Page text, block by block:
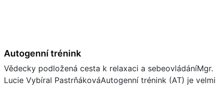
Autogenní trénink
Vědecky podložená cesta k relaxaci a sebeovládáníMgr.
Lucie Vybíral PastrňákováAutogenní trénink (AT) je velmi